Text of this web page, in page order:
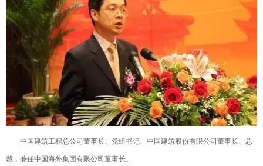
中国建筑工程总公司董事长、党组书记、中国建筑股份有限公司董事长、总
裁，兼任中国海外集团有限公司董事长。